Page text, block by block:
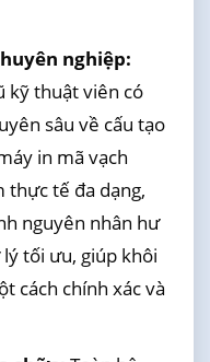
nghiệp:
kỹ thuật viên có
sâu về cấu tạo
in mã vạch
thực tế đa dạng,
nguyên nhân hư
tối ưu, giúp khôi
cách chính xác và